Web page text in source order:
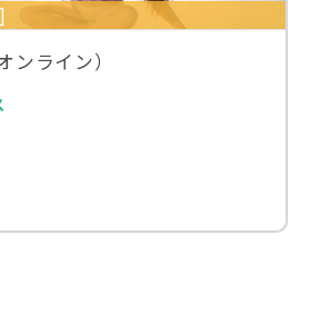
ライン）